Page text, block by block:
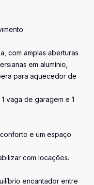
com amplas aberturas
em alumínio,
para aquecedor de
vaga de garagem e 1
e um espaço
com locações.
encantador entre